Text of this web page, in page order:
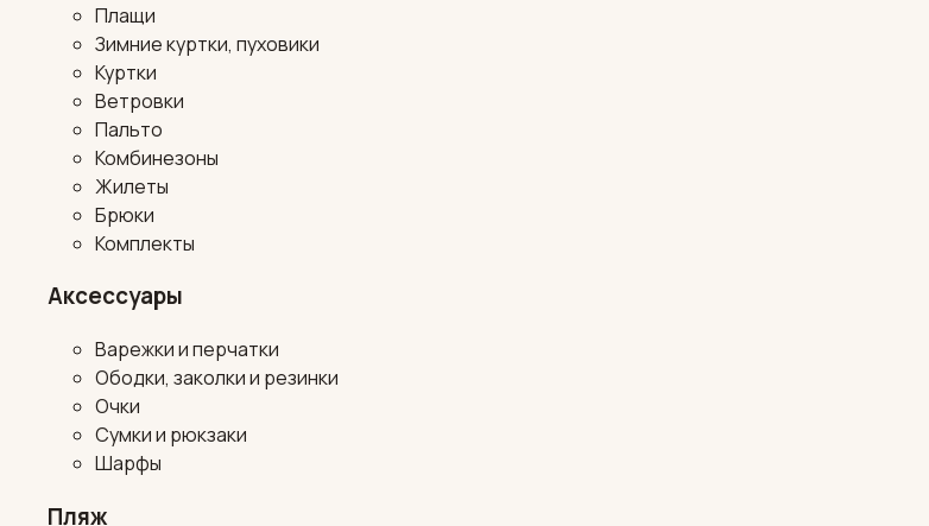
Плащи
Зимние куртки, пуховики
Куртки
Ветровки
Пальто
Комбинезоны
Жилеты
Брюки
Комплекты
Аксессуары
Варежки и перчатки
Ободки, заколки и резинки
Очки
Сумки и рюкзаки
Шарфы
Пляж